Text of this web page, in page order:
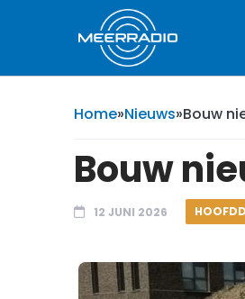
Home»Nieuws»Bouw
Bouw
12 JUNI 2026